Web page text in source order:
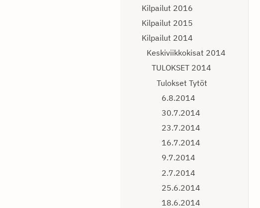
Kilpailut 2016
Kilpailut 2015
Kilpailut 2014
Keskiviikkokisat 2014
TULOKSET 2014
Tulokset Tytöt
6.8.2014
30.7.2014
23.7.2014
16.7.2014
9.7.2014
2.7.2014
25.6.2014
18.6.2014